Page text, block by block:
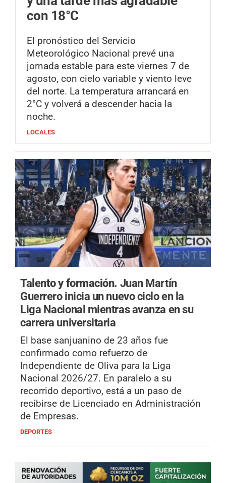
con 18°C
El pronóstico del Servicio
Meteorológico Nacional prevé una
jornada estable para este viernes 7 de
agosto, con cielo variable y viento leve
del norte. La temperatura arrancará en
2°C y volverá a descender hacia la
noche.
LOCALES
Talento y formación. Juan Martín
Guerrero inicia un nuevo ciclo en la
Liga Nacional mientras avanza en su
carrera universitaria
El base sanjuanino de 23 años fue
confirmado como refuerzo de
Independiente de Oliva para la Liga
Nacional 2026/27. En paralelo a su
recorrido deportivo, está a un paso de
recibirse de Licenciado en Administración
de Empresas.
DEPORTES